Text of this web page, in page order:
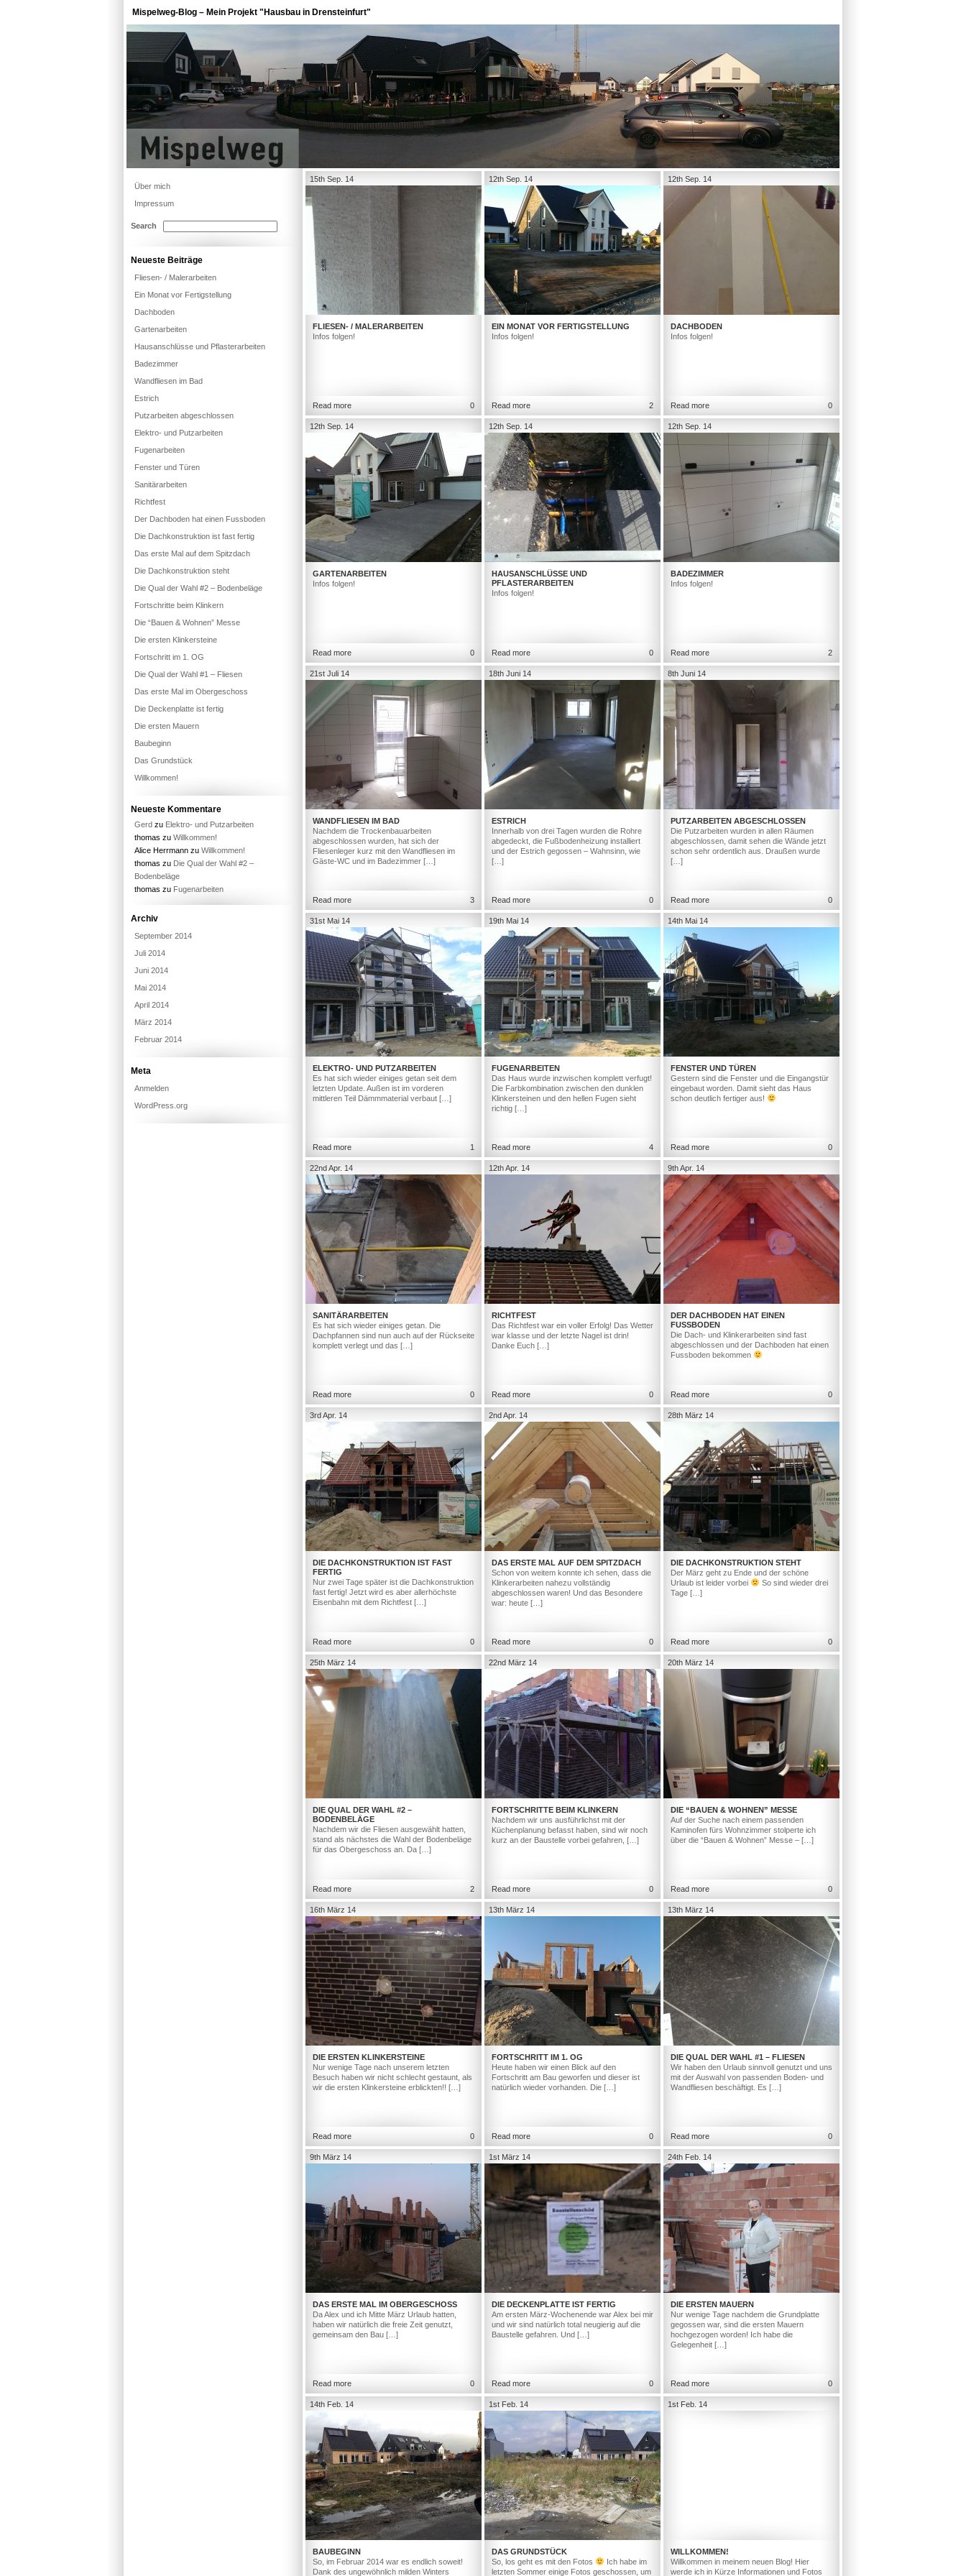
Mispelweg-Blog – Mein Projekt "Hausbau in Drensteinfurt"
15th Sep. 14
FLIESEN- / MALERARBEITEN
Infos folgen!
Read more 0
12th Sep. 14
EIN MONAT VOR FERTIGSTELLUNG
Infos folgen!
Read more 2
12th Sep. 14
DACHBODEN
Infos folgen!
Read more 0
12th Sep. 14
GARTENARBEITEN
Infos folgen!
Read more 0
12th Sep. 14
HAUSANSCHLÜSSE UND
PFLASTERARBEITEN
Infos folgen!
Read more 0
12th Sep. 14
BADEZIMMER
Infos folgen!
Read more 2
21st Juli 14
WANDFLIESEN IM BAD
Nachdem die Trockenbauarbeiten
abgeschlossen wurden, hat sich der
Fliesenleger kurz mit den Wandfliesen im
Gäste-WC und im Badezimmer […]
Read more 3
18th Juni 14
ESTRICH
Innerhalb von drei Tagen wurden die Rohre
abgedeckt, die Fußbodenheizung installiert
und der Estrich gegossen – Wahnsinn, wie
[…]
Read more 0
8th Juni 14
PUTZARBEITEN ABGESCHLOSSEN
Die Putzarbeiten wurden in allen Räumen
abgeschlossen, damit sehen die Wände jetzt
schon sehr ordentlich aus. Draußen wurde
[…]
Read more 0
31st Mai 14
ELEKTRO- UND PUTZARBEITEN
Es hat sich wieder einiges getan seit dem
letzten Update. Außen ist im vorderen
mittleren Teil Dämmmaterial verbaut […]
Read more 1
19th Mai 14
FUGENARBEITEN
Das Haus wurde inzwischen komplett verfugt!
Die Farbkombination zwischen den dunklen
Klinkersteinen und den hellen Fugen sieht
richtig […]
Read more 4
14th Mai 14
FENSTER UND TÜREN
Gestern sind die Fenster und die Eingangstür
eingebaut worden. Damit sieht das Haus
schon deutlich fertiger aus!
Read more 0
22nd Apr. 14
SANITÄRARBEITEN
Es hat sich wieder einiges getan. Die
Dachpfannen sind nun auch auf der Rückseite
komplett verlegt und das […]
Read more 0
12th Apr. 14
RICHTFEST
Das Richtfest war ein voller Erfolg! Das Wetter
war klasse und der letzte Nagel ist drin!
Danke Euch […]
Read more 0
9th Apr. 14
DER DACHBODEN HAT EINEN
FUSSBODEN
Die Dach- und Klinkerarbeiten sind fast
abgeschlossen und der Dachboden hat einen
Fussboden bekommen
Read more 0
3rd Apr. 14
DIE DACHKONSTRUKTION IST FAST
FERTIG
Nur zwei Tage später ist die Dachkonstruktion
fast fertig! Jetzt wird es aber allerhöchste
Eisenbahn mit dem Richtfest […]
Read more 0
2nd Apr. 14
DAS ERSTE MAL AUF DEM SPITZDACH
Schon von weitem konnte ich sehen, dass die
Klinkerarbeiten nahezu vollständig
abgeschlossen waren! Und das Besondere
war: heute […]
Read more 0
28th März 14
DIE DACHKONSTRUKTION STEHT
Der März geht zu Ende und der schöne
Urlaub ist leider vorbei
So sind wieder drei
Tage […]
Read more 0
25th März 14
DIE QUAL DER WAHL #2 –
BODENBELÄGE
Nachdem wir die Fliesen ausgewählt hatten,
stand als nächstes die Wahl der Bodenbeläge
für das Obergeschoss an. Da […]
Read more 2
22nd März 14
FORTSCHRITTE BEIM KLINKERN
Nachdem wir uns ausführlichst mit der
Küchenplanung befasst haben, sind wir noch
kurz an der Baustelle vorbei gefahren, […]
Read more 0
20th März 14
DIE “BAUEN & WOHNEN” MESSE
Auf der Suche nach einem passenden
Kaminofen fürs Wohnzimmer stolperte ich
über die “Bauen & Wohnen” Messe – […]
Read more 0
16th März 14
DIE ERSTEN KLINKERSTEINE
Nur wenige Tage nach unserem letzten
Besuch haben wir nicht schlecht gestaunt, als
wir die ersten Klinkersteine erblickten!! […]
Read more 0
13th März 14
FORTSCHRITT IM 1. OG
Heute haben wir einen Blick auf den
Fortschritt am Bau geworfen und dieser ist
natürlich wieder vorhanden. Die […]
Read more 0
13th März 14
DIE QUAL DER WAHL #1 – FLIESEN
Wir haben den Urlaub sinnvoll genutzt und uns
mit der Auswahl von passenden Boden- und
Wandfliesen beschäftigt. Es […]
Read more 0
9th März 14
DAS ERSTE MAL IM OBERGESCHOSS
Da Alex und ich Mitte März Urlaub hatten,
haben wir natürlich die freie Zeit genutzt,
gemeinsam den Bau […]
Read more 0
1st März 14
DIE DECKENPLATTE IST FERTIG
Am ersten März-Wochenende war Alex bei mir
und wir sind natürlich total neugierig auf die
Baustelle gefahren. Und […]
Read more 0
24th Feb. 14
DIE ERSTEN MAUERN
Nur wenige Tage nachdem die Grundplatte
gegossen war, sind die ersten Mauern
hochgezogen worden! Ich habe die
Gelegenheit […]
Read more 0
14th Feb. 14
BAUBEGINN
So, im Februar 2014 war es endlich soweit!
Dank des ungewöhnlich milden Winters
1st Feb. 14
DAS GRUNDSTÜCK
So, los geht es mit den Fotos
Ich habe im
letzten Sommer einige Fotos geschossen, um
1st Feb. 14
WILLKOMMEN!
Willkommen in meinem neuen Blog! Hier
werde ich in Kürze Informationen und Fotos
Über mich
Impressum
Search
Neueste Beiträge
Fliesen- / Malerarbeiten
Ein Monat vor Fertigstellung
Dachboden
Gartenarbeiten
Hausanschlüsse und Pflasterarbeiten
Badezimmer
Wandfliesen im Bad
Estrich
Putzarbeiten abgeschlossen
Elektro- und Putzarbeiten
Fugenarbeiten
Fenster und Türen
Sanitärarbeiten
Richtfest
Der Dachboden hat einen Fussboden
Die Dachkonstruktion ist fast fertig
Das erste Mal auf dem Spitzdach
Die Dachkonstruktion steht
Die Qual der Wahl #2 – Bodenbeläge
Fortschritte beim Klinkern
Die “Bauen & Wohnen” Messe
Die ersten Klinkersteine
Fortschritt im 1. OG
Die Qual der Wahl #1 – Fliesen
Das erste Mal im Obergeschoss
Die Deckenplatte ist fertig
Die ersten Mauern
Baubeginn
Das Grundstück
Willkommen!
Neueste Kommentare
Gerd zu Elektro- und Putzarbeiten
thomas zu Willkommen!
Alice Herrmann zu Willkommen!
thomas zu Die Qual der Wahl #2 –
Bodenbeläge
thomas zu Fugenarbeiten
Archiv
September 2014
Juli 2014
Juni 2014
Mai 2014
April 2014
März 2014
Februar 2014
Meta
Anmelden
WordPress.org